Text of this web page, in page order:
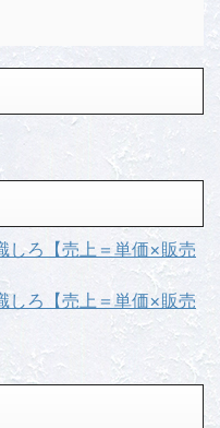
しろ【売上＝単価×販売
しろ【売上＝単価×販売